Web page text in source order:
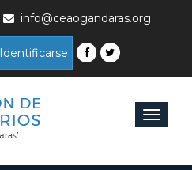
info@ceaogandaras.org
Identificarse
Toggle